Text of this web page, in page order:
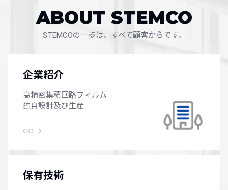
ABOUT STEMCO
STEMCOの一歩は、すべて顧客からです。
企業紹介
高精密集積回路フィルム
独自設計及び生産
GO
保有技術